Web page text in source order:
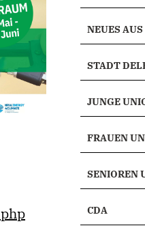
NEUES
STADT
JUNGE
FRAUEN
SENIOREN
CDA